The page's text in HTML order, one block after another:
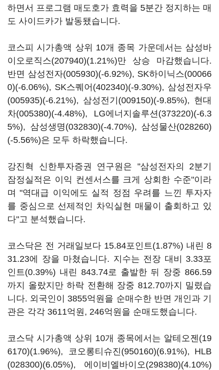
하면서 프로그램 매도호가 효력을 5분간 정지하는 매
도 사이드카가 발동됐습니다.
코스피 시가총액 상위 10개 종목 가운데서는 삼성바
이오로직스(207940)(1.21%)만 상승 마감했습니다.
반면 삼성전자(005930)(-6.92%), SK하이닉스(00066
0)(-6.06%), SK스퀘어(402340)(-9.30%), 삼성전자우
(005935)(-6.21%), 삼성전기(009150)(-9.85%), 현대
차(005380)(-4.48%), LG에너지솔루션(373220)(-6.3
5%), 삼성생명(032830)(-4.70%), 삼성물산(028260)
(-5.56%)은 모두 하락했습니다.
강진혁 신한투자증권 연구원은 "삼성전자의 2분기
잠정실적은 이익 컨센서스를 크게 상회한 수준"이라
며 "역대급 이익에도 실적 정점 우려를 느낀 투자자
를 중심으로 선제적인 차익실현 매물이 출회하고 있
다"고 분석했습니다.
코스닥은 전 거래일보다 15.84포인트(1.87%) 내린 8
31.23에 장을 마쳤습니다. 지수는 전장 대비 3.33포
인트(0.39%) 내린 843.74로 출발한 뒤 장중 866.59
까지 올랐지만 하락 전환해 장중 812.70까지 밀렸습
니다. 외국인이 3855억원을 순매수한 반면 개인과 기
관은 각각 3611억원, 246억원을 순매도했습니다.
코스닥 시가총액 상위 10개 종목에서는 알테오젠(19
6170)(1.96%), 코오롱티슈진(950160)(6.91%), HLB
(028300)(6.05%), 에이비엘바이오(298380)(4.10%)